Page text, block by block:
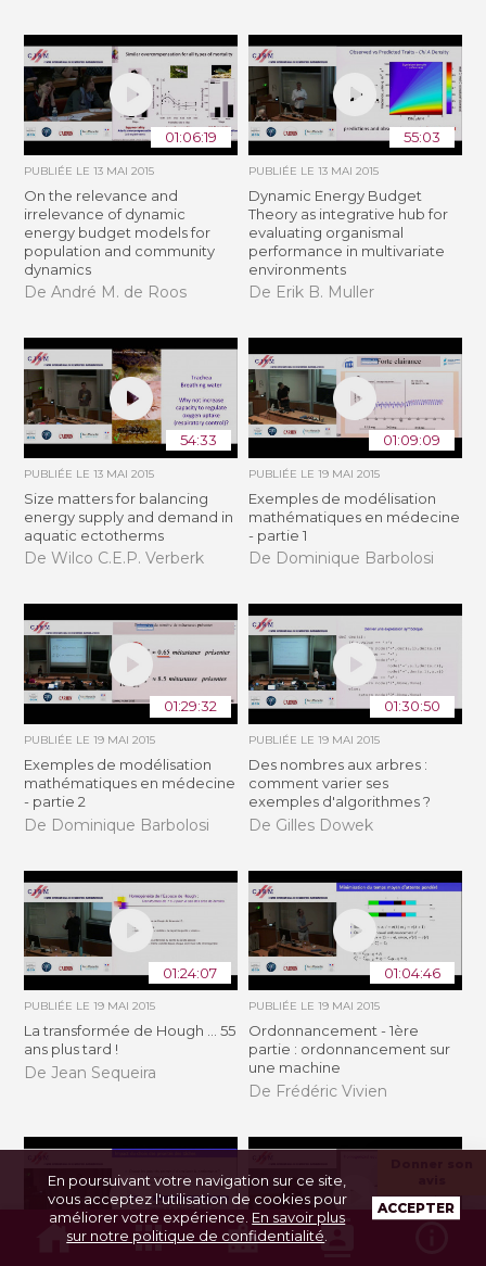
01:06:19
PUBLIÉE LE13 MAI 2015
On the relevance and
irrelevance of dynamic
energy budget models for
population and community
dynamics
De André M. de Roos
55:03
PUBLIÉE LE 13 MAI 2015
Dynamic Energy Budget
Theory as integrative hub for
evaluating organismal
performance in multivariate
environments
De Erik B. Muller
54:33
PUBLIÉE LE13 MAI 2015
Size matters for balancing
energy supply and demand in
aquatic ectotherms
De Wilco C.E.P. Verberk
01:09:09
PUBLIÉE LE 19 MAI 2015
Exemples de modélisation
mathématiques en médecine
- partie 1
De Dominique Barbolosi
01:29:32
PUBLIÉE LE19 MAI 2015
Exemples de modélisation
mathématiques en médecine
- partie 2
De Dominique Barbolosi
01:30:50
PUBLIÉE LE 19 MAI 2015
Des nombres aux arbres :
comment varier ses
exemples d'algorithmes ?
De Gilles Dowek
01:24:07
PUBLIÉE LE19 MAI 2015
La transformée de Hough ... 55
ans plus tard !
De Jean Sequeira
01:04:46
PUBLIÉE LE 19 MAI 2015
Ordonnancement - 1ère
partie : ordonnancement sur
une machine
De Frédéric Vivien
01:17:19
En poursuivant votre navigation sur ce site,
vous acceptez l'utilisation de cookies pour
améliorer votre expérience. En savoir plus
sur notre politique de confidentialité
ACCEPTER